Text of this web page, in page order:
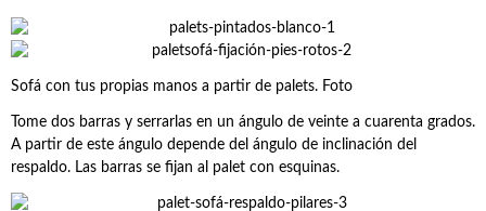
Sofá con tus propias manos a partir de palets. Foto
Tome dos barras y serrarlas en un ángulo de veinte a cuarenta grados.
A partir de este ángulo depende del ángulo de inclinación del
respaldo. Las barras se fijan al palet con esquinas.